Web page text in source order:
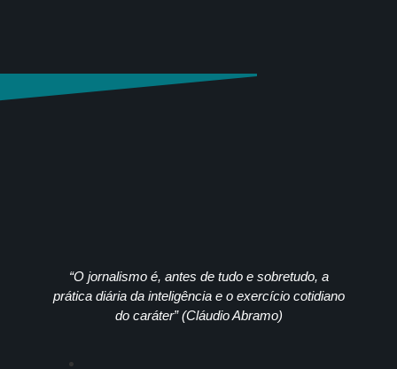
“O jornalismo é, antes de tudo e sobretudo, a
prática diária da inteligência e o exercício cotidiano
do caráter” (Cláudio Abramo)